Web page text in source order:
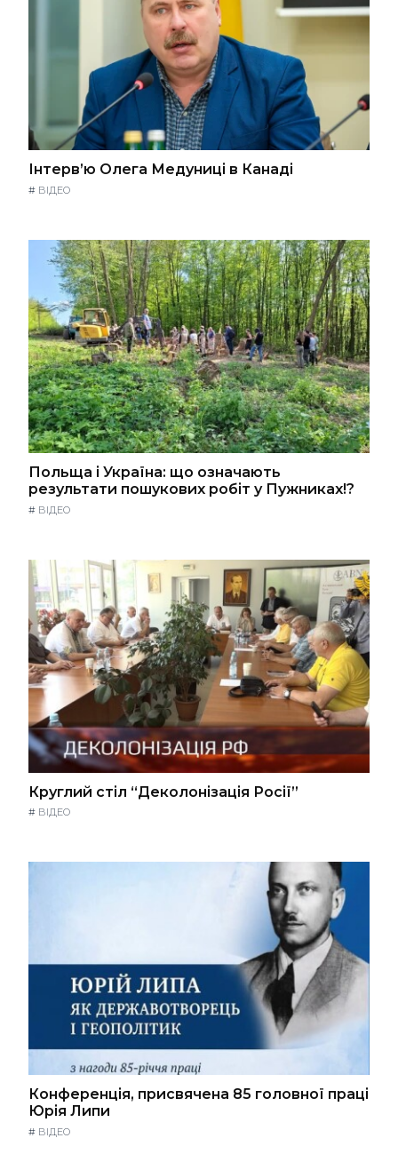
Інтерв’ю Олега Медуниці в Канаді
# ВІДЕО
Польща і Україна: що означають
результати пошукових робіт у Пужниках!?
# ВІДЕО
Круглий стіл “Деколонізація Росії”
# ВІДЕО
Конференція, присвячена 85 головної праці
Юрія Липи
# ВІДЕО